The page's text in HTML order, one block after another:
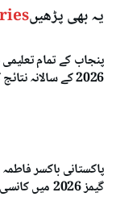
یہ بھی پڑھیں
پنجاب کے تمام
2026 کے سالانہ نتائج کا اعلان کر دیا
پاکستانی باکسر
گیمز 2026 میں کانسی کا تمغہ جیت لیا